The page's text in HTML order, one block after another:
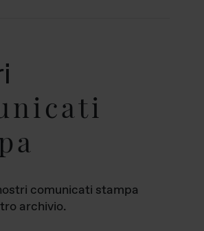
comunicati stampa
archivio.